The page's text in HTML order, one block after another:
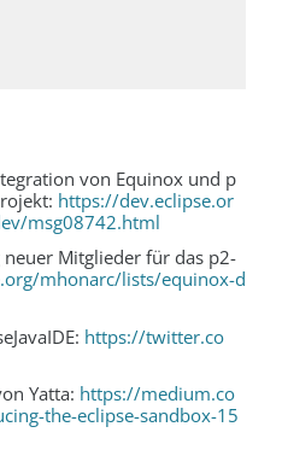
von Equinox und p
https://dev.eclipse.or
msg08742.html
Mitglieder für das p2-
mhonarc/lists/equinox-d
https://twitter.co
Yatta: https://medium.co
the-eclipse-sandbox-15